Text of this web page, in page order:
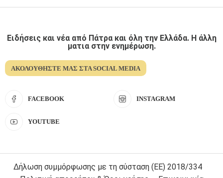
Ειδήσεις και νέα από Πάτρα και όλη την Ελλάδα. Η άλλη
ματια στην ενημέρωση.
ΑΚΟΛΟΥΘΉΣΤΕ ΜΑΣ ΣΤΑ SOCIAL MEDIA
FACEBOOK INSTAGRAM
YOUTUBE
Δήλωση συμμόρφωσης με τη σύσταση (ΕΕ) 2018/334